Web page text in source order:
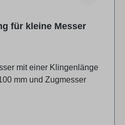
für kleine Messer
mit einer Klingenlänge
mm und Zugmesser